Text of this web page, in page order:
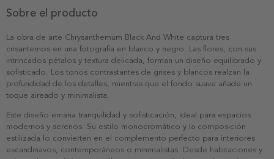
Sobre el producto
La obra de arte Chrysanthemum Black And White captura tres
crisantemos en una fotografía en blanco y negro. Las flores, con sus
intrincados pétalos y textura delicada, forman un diseño equilibrado y
sofisticado. Los tonos contrastantes de grises y blancos realzan la
profundidad de los detalles, mientras que el fondo suave añade un
toque aireado y minimalista.
Este diseño emana tranquilidad y sofisticación, ideal para espacios
modernos y serenos. Su estilo monocromático y la composición
estilizada lo convierten en el complemento perfecto para interiores
escandinavos, contemporáneos o minimalistas. Desde habitaciones y